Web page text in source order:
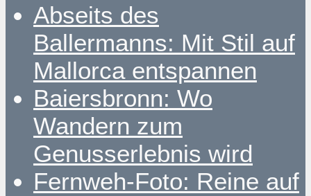
Abseits des
Ballermanns: Mit Stil auf
Mallorca entspannen
Baiersbronn: Wo
Wandern zum
Genusserlebnis wird
Fernweh-Foto: Reine auf